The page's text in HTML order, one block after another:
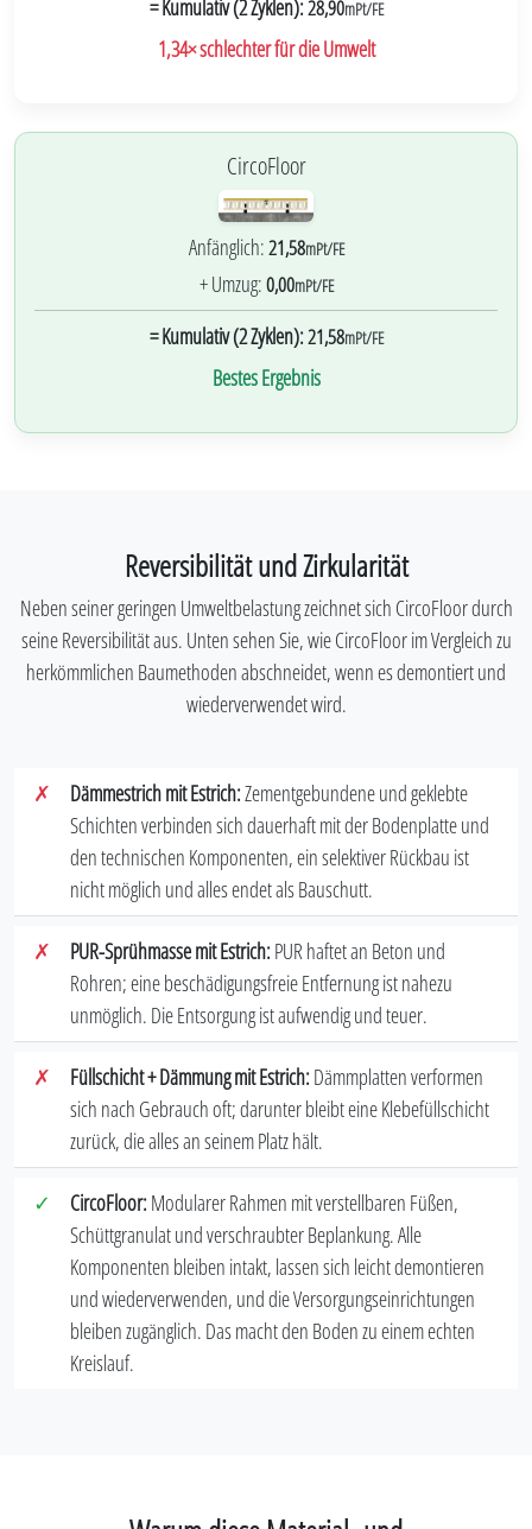
= Kumulativ (2 Zyklen):28,90mPt/FE
1,34× schlechter für die Umwelt
CircoFloor
Anfänglich: 21,58mPt/FE
+ Umzug:0,00mPt/FE
= Kumulativ (2 Zyklen):21,58mPt/FE
Bestes Ergebnis
Reversibilität und Zirkularität
Neben seiner geringen Umweltbelastung zeichnet sich CircoFloor durch
seine Reversibilität aus. Unten sehen Sie, wie CircoFloor im Vergleich zu
herkömmlichen Baumethoden abschneidet, wenn es demontiert und
wiederverwendet wird.
✗ Dämmestrich mit Estrich:Zementgebundene und geklebte
Schichten verbinden sich dauerhaft mit der Bodenplatte und
den technischen Komponenten, ein selektiver Rückbau ist
nicht möglich und alles endet als Bauschutt.
✗ PUR-Sprühmasse mit Estrich:PUR haftet an Beton und
Rohren; eine beschädigungsfreie Entfernung ist nahezu
unmöglich. Die Entsorgung ist aufwendig und teuer.
✗ Füllschicht + Dämmung mit Estrich:Dämmplatten verformen
sich nach Gebrauch oft; darunter bleibt eine Klebefüllschicht
zurück, die alles an seinem Platz hält.
✓ CircoFloor:Modularer Rahmen mit verstellbaren Füßen,
Schüttgranulat und verschraubter Beplankung. Alle
Komponenten bleiben intakt, lassen sich leicht demontieren
und wiederverwenden, und die Versorgungseinrichtungen
bleiben zugänglich. Das macht den Boden zu einem echten
Kreislauf.